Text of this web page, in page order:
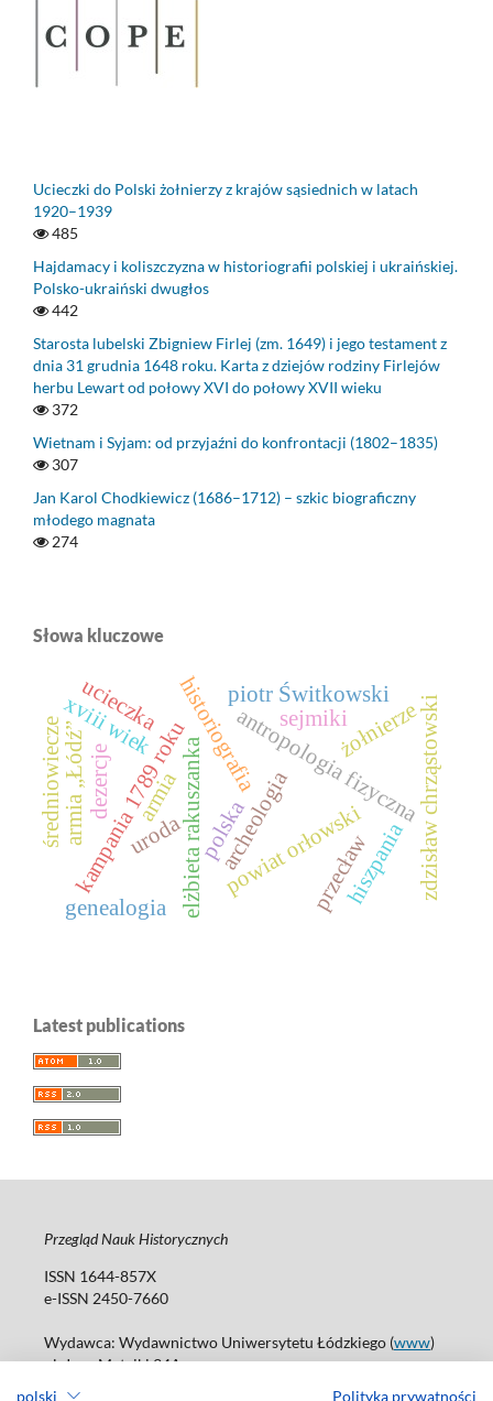
polski Polityka prywatności
Ucieczki do Polski żołnierzy z krajów sąsiednich w latach
1920–1939
485
Hajdamacy i koliszczyzna w historiografii polskiej i ukraińskiej.
Polsko-ukraiński dwugłos
442
Starosta lubelski Zbigniew Firlej (zm. 1649) i jego testament z
dnia 31 grudnia 1648 roku. Karta z dziejów rodziny Firlejów
herbu Lewart od połowy XVI do połowy XVII wieku
372
Wietnam i Syjam: od przyjaźni do konfrontacji (1802–1835)
307
Jan Karol Chodkiewicz (1686–1712) – szkic biograficzny
młodego magnata
274
Słowa kluczowe
elżbieta rakuszanka
uroda
historiografia
archeologia
antropologia fizyczna
kampania 1789 roku
piotr Świtkowski
xviii wiek
powiat orłowski
polska
średniowiecze zdzisław chrząstowski
armia „Łódź”
przecław
genealogia
dezercje
ucieczka żołnierze
armia
sejmiki
hiszpania
Latest publications
Przegląd Nauk Historycznych
ISSN 1644-857X
e-ISSN 2450-7660
Wydawca: Wydawnictwo Uniwersytetu Łódzkiego (www)
ul. Jana Matejki 34A